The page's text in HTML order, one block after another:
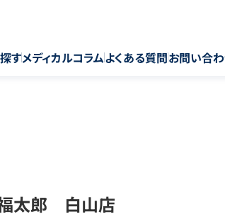
すメディカルコラムよくある質問お問い合
福太郎 白山店